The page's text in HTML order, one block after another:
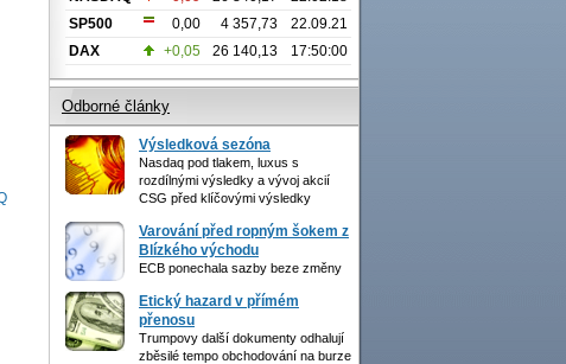
SP500
0,00 4 357,73
22.09.21
DAX
+0,05 26 140,13 17:50:00
Odborné články
Výsledková sezóna
Nasdaq pod tlakem, luxus s
rozdílnými výsledky a vývoj akcií
CSG před klíčovými výsledky
Varování před ropným šokem z
Blízkého východu
ECB ponechala sazby beze změny
Etický hazard v přímém
přenosu
Trumpovy další dokumenty odhalují
zběsilé tempo obchodování na burze